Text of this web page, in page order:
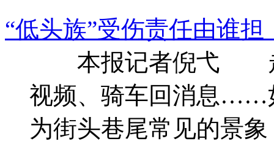
“低头族”受伤责任由谁
本报记者倪弋 走
视频、骑车回消息……
为街头巷尾常见的景